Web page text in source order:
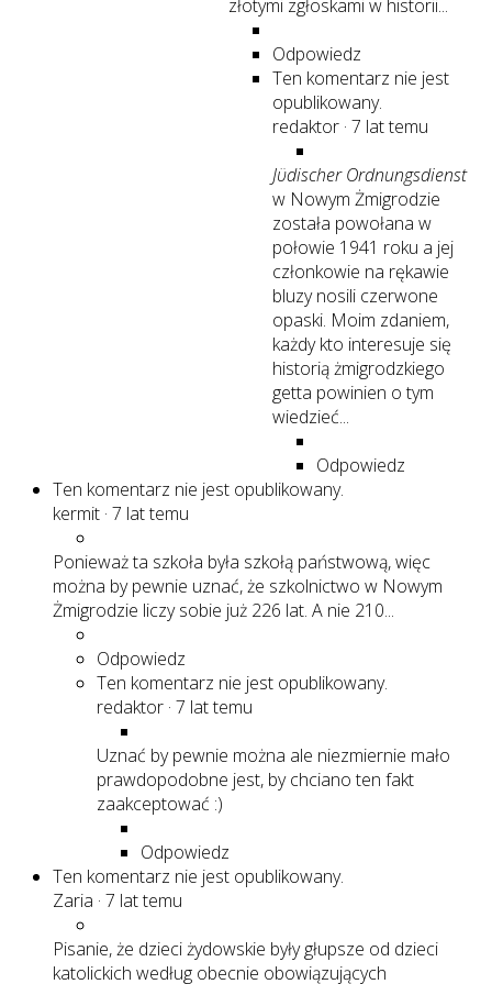
złotymi zgłoskami w historii...
Odpowiedz
Ten komentarz nie jest
opublikowany.
redaktor · 7 lat temu
Jϋdischer Ordnungsdienst
w Nowym Żmigrodzie
została powołana w
połowie 1941 roku a jej
członkowie na rękawie
bluzy nosili czerwone
opaski. Moim zdaniem,
każdy kto interesuje się
historią żmigrodzkiego
getta powinien o tym
wiedzieć...
Odpowiedz
Ten komentarz nie jest opublikowany.
kermit · 7 lat temu
Ponieważ ta szkoła była szkołą państwową, więc
można by pewnie uznać, że szkolnictwo w Nowym
Żmigrodzie liczy sobie już 226 lat. A nie 210...
Odpowiedz
Ten komentarz nie jest opublikowany.
redaktor · 7 lat temu
Uznać by pewnie można ale niezmiernie mało
prawdopodobne jest, by chciano ten fakt
zaakceptować :)
Odpowiedz
Ten komentarz nie jest opublikowany.
Zaria · 7 lat temu
Pisanie, że dzieci żydowskie były głupsze od dzieci
katolickich według obecnie obowiązujących